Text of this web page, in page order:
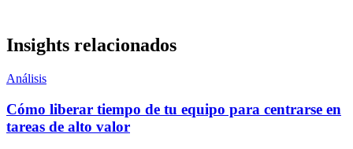
Insights relacionados
Análisis
Cómo liberar tiempo de tu equipo para centrarse en
tareas de alto valor